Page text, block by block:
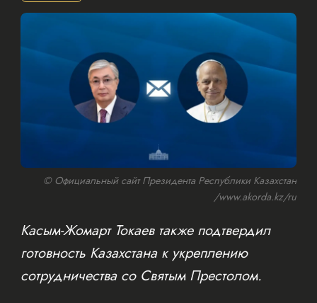
© Официальный сайт Президента Республики Казахстан
/www.akorda.kz/ru
Касым-Жомарт Токаев также подтвердил
готовность Казахстана к укреплению
сотрудничества со Святым Престолом.